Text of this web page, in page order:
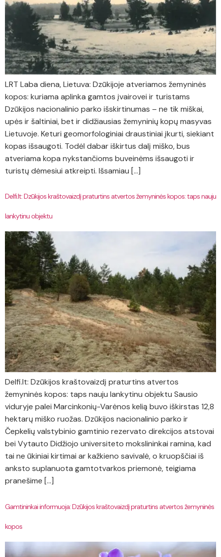
LRT Laba diena, Lietuva: Dzūkijoje atveriamos žemyninės
kopos: kuriama aplinka gamtos įvairovei ir turistams
Dzūkijos nacionalinio parko išskirtinumas – ne tik miškai,
upės ir šaltiniai, bet ir didžiausias žemyninių kopų masyvas
Lietuvoje. Keturi geomorfologiniai draustiniai įkurti, siekiant
kopas išsaugoti. Todėl dabar iškirtus dalį miško, bus
atveriama kopa nykstančioms buveinėms išsaugoti ir
turistų dėmesiui atkreipti. Išsamiau […]
Delfi.lt: Dzūkijos kraštovaizdį praturtins atvertos žemyninės kopos: taps nauju
lankytinu objektu
Delfi.lt: Dzūkijos kraštovaizdį praturtins atvertos
žemyninės kopos: taps nauju lankytinu objektu Sausio
viduryje palei Marcinkonių-Varėnos kelią buvo iškirstas 12,8
hektarų miško ruožas. Dzūkijos nacionalinio parko ir
Čepkelių valstybinio gamtinio rezervato direkcijos atstovai
bei Vytauto Didžiojo universiteto mokslininkai ramina, kad
tai ne ūkiniai kirtimai ar kažkieno savivalė, o kruopščiai iš
anksto suplanuota gamtotvarkos priemonė, teigiama
pranešime […]
Gamtininkai informuoja: Dzūkijos kraštovaizdį praturtins atvertos žemyninės
kopos